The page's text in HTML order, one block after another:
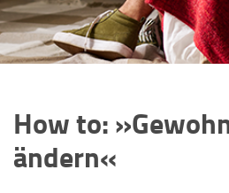
How to:
ändern«